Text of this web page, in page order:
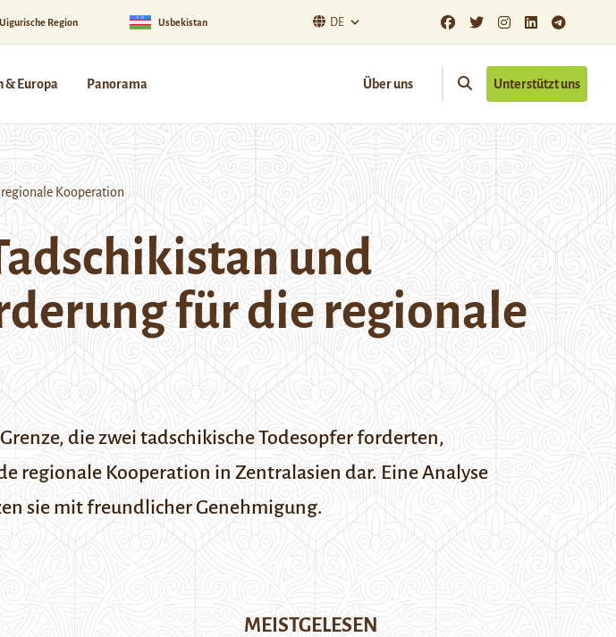
Uigurische Region Usbekistan DE
& Europa Panorama Über uns Unterstützt uns
Kooperation
und
für die regionale
die zwei tadschikische Todesopfer forderten,
regionale Kooperation in Zentralasien dar. Eine Analyse
sie mit freundlicher Genehmigung.
MEISTGELESEN